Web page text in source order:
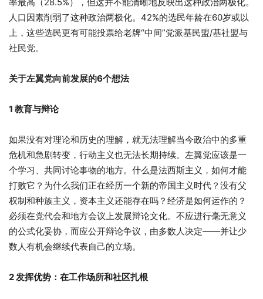
人口因素削弱了这种政治两极化。42%的选民年龄在60岁或以
上，这些选民更有可能投票给老牌“中间”党派基民盟/基社盟与
社民党。
关于左翼党向前发展的6个想法
1 教育与辩论
如果没有对理论和历史的理解，就无法理解当今政治中的多重
危机和急剧转变，行动主义也无法长期持续。左翼党应该是一
个学习、共同讨论事物的地方。什么是法西斯主义，如何才能
打败它？为什么我们正在经历一个新的帝国主义时代？没有父
权制和种族主义，资本主义还能存在吗？经济是如何运作的？
必须在党代会和地方会议上发展辩论文化。不应进行毫无意义
的公式化妥协，而应公开辩论争议，由多数人决定——并让少
数人有机会继续代表自己的立场。
2 发挥优势：在工作场所和社区扎根